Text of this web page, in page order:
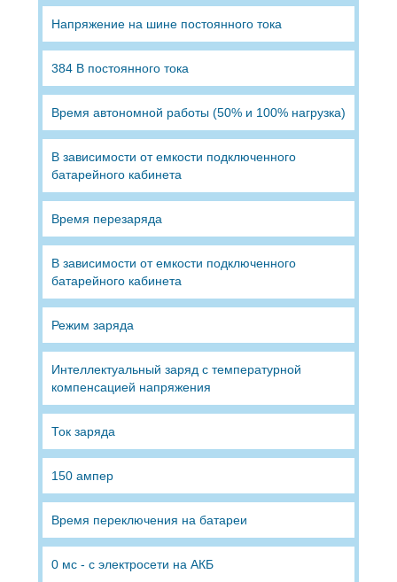
Напряжение на шине постоянного тока
384 В постоянного тока
Время автономной работы (50% и 100% нагрузка)
В зависимости от емкости подключенного
батарейного кабинета
Время перезаряда
В зависимости от емкости подключенного
батарейного кабинета
Режим заряда
Интеллектуальный заряд с температурной
компенсацией напряжения
Ток заряда
150 ампер
Время переключения на батареи
0 мс - с электросети на АКБ